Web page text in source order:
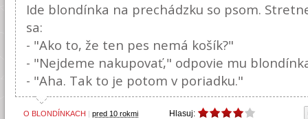
Ide blondínka na prechádzku so psom.
sa:
- "Ako to, že ten pes nemá košík?"
- "Nejdeme nakupovať," odpovie mu
- "Aha. Tak to je potom v poriadku."
O BLONDÍNKACH | pred 10 rokmi Hlasuj: